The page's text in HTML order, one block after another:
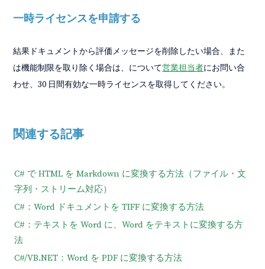
一時ライセンスを申請する
結果ドキュメントから評価メッセージを削除したい場合、また
は機能制限を取り除く場合は、について営業担当者にお問い合
わせ、30 日間有効な一時ライセンスを取得してください。
関連する記事
C# で HTML を Markdown に変換する方法（ファイル・文
字列・ストリーム対応）
C#：Word ドキュメントを TIFF に変換する方法
C#：テキストを Word に、Word をテキストに変換する方
法
C#/VB.NET：Word を PDF に変換する方法